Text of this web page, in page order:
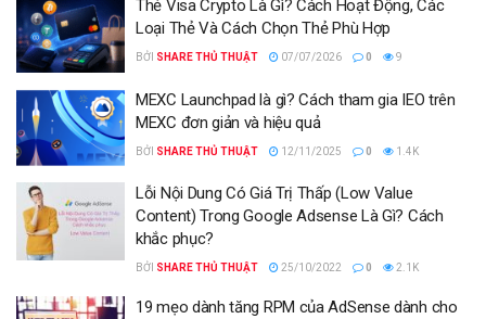
Thẻ Visa Crypto Là Gì? Cách Hoạt Động, Các
Loại Thẻ Và Cách Chọn Thẻ Phù Hợp
BỞI SHARE THỦ THUẬT 07/07/2026 0 9
MEXC Launchpad là gì? Cách tham gia IEO trên
MEXC đơn giản và hiệu quả
BỞI SHARE THỦ THUẬT 12/11/2025 0 1.4K
Lỗi Nội Dung Có Giá Trị Thấp (Low Value
Content) Trong Google Adsense Là Gì? Cách
khắc phục?
BỞI SHARE THỦ THUẬT 25/10/2022 0 2.1K
19 mẹo dành tăng RPM của AdSense dành cho